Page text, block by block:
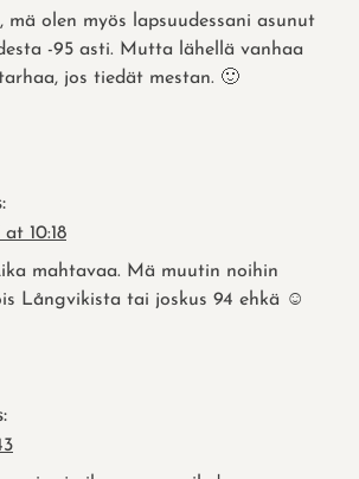
mä olen myös lapsuudessani asunut
-95 asti. Mutta lähellä vanhaa
jos tiedät mestan. 🙂
10:18
mahtavaa. Mä muutin noihin
Långvikista tai joskus 94 ehkä ☺️